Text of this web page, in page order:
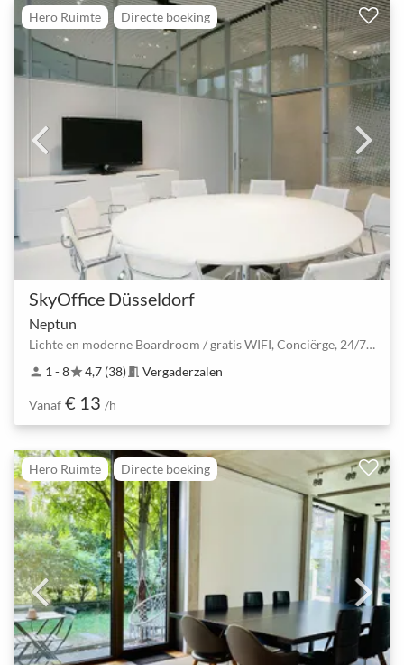
Hero Ruimte Directe boeking
SkyOffice Düsseldorf
Neptun
Lichte en moderne Boardroom / gratis WIFI, Conciërge, 24/7, Parkeerplaats, Flatscreen
person 1 - 8star4,7 (38) meeting_room Vergaderzalen
Vanaf € 13 /h
Hero Ruimte Directe boeking